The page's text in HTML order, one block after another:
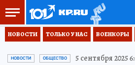
НОВОСТИ ТОЛЬКО У НАС ВОЕНКОРЫ
НОВОСТИ ОБЩЕСТВО 5 сентября 2025